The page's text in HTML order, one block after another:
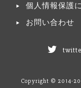
個人情報保護
お問い合わせ
Copyright © 2014-